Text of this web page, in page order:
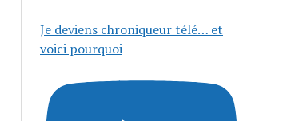
Je deviens chroniqueur télé… et
voici pourquoi